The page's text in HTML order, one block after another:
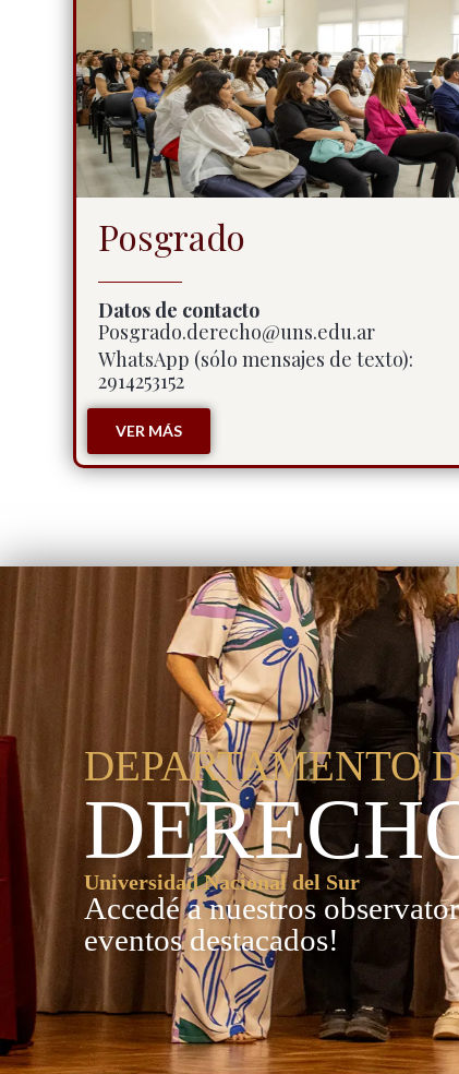
Posgrado
Datos de contacto
Posgrado.derecho@uns.edu.ar
WhatsApp (sólo mensajes de texto):
2914253152
VER MÁS
DEPARTAMENTO
Universidad Nacional del Sur
Accedé a nuestros
eventos destacados!